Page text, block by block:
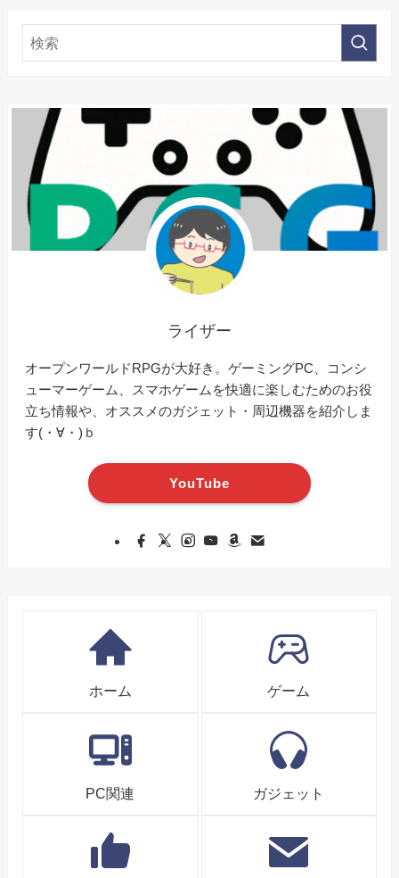
ライザー
オープンワールドRPGが大好き。ゲーミングPC、コンシ
ューマーゲーム、スマホゲームを快適に楽しむためのお役
立ち情報や、オススメのガジェット・周辺機器を紹介しま
す(・∀・)ｂ
YouTube
ホーム ゲーム
PC関連 ガジェット